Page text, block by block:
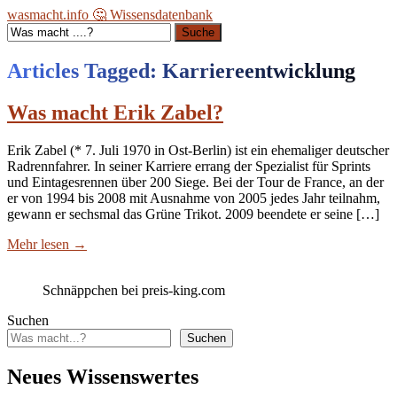
wasmacht.info 🤔 Wissensdatenbank
Suche
Articles Tagged: Karriereentwicklung
Was macht Erik Zabel?
Erik Zabel (* 7. Juli 1970 in Ost-Berlin) ist ein ehemaliger deutscher
Radrennfahrer. In seiner Karriere errang der Spezialist für Sprints
und Eintagesrennen über 200 Siege. Bei der Tour de France, an der
er von 1994 bis 2008 mit Ausnahme von 2005 jedes Jahr teilnahm,
gewann er sechsmal das Grüne Trikot. 2009 beendete er seine […]
Mehr lesen →
Schnäppchen bei preis-king.com
Suchen
Suchen
Neues Wissenswertes